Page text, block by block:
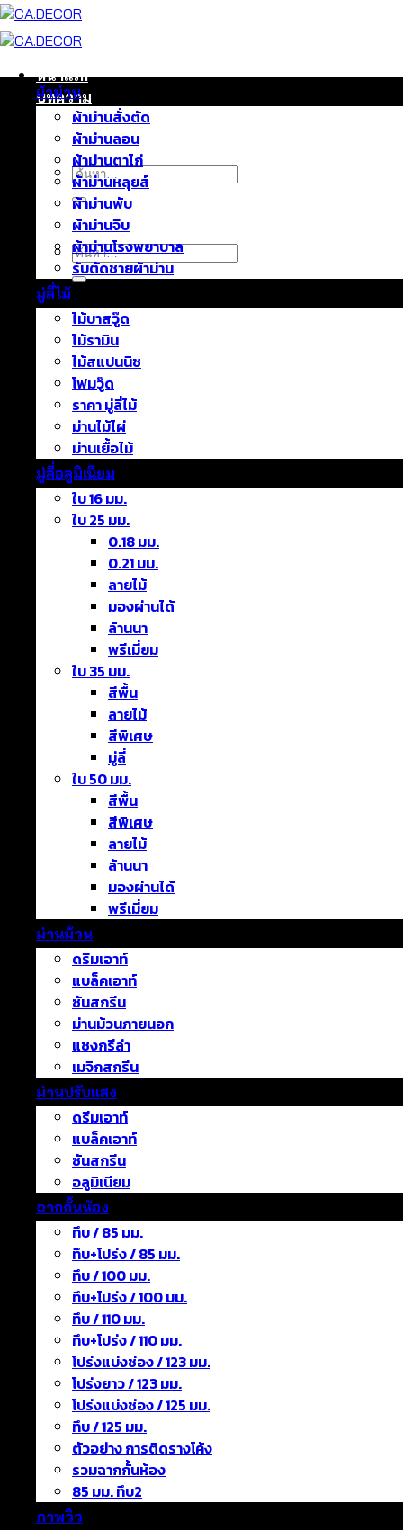
ข้าม
ยัง
หน้าแรก
บทความ
ติดต่อเรา
เกี่ยวกับเรา
ค้นหา:
ค้นหา:
ผ้าม่าน
ผ้าม่านสั่งตัด
ผ้าม่านลอน
ผ้าม่านตาไก่
ผ้าม่านหลุยส์
ผ้าม่านพับ
ผ้าม่านจีบ
ผ้าม่านโรงพยาบาล
รับตัดชายผ้าม่าน
มู่ลี่ไม้
ไม้บาสวู๊ด
ไม้รามิน
ไม้สแปนนิช
โฟมวู๊ด
ราคา มู่ลี่ไม้
ม่านไม้ไผ่
ม่านเยื้อไม้
มู่ลี่อลูมิเนียม
ใบ 16 มม.
ใบ 25 มม.
0.18 มม.
0.21 มม.
ลายไม้
มองผ่านได้
ล้านนา
พรีเมี่ยม
ใบ 35 มม.
สีพื้น
ลายไม้
สีพิเศษ
มู่ลี่
ใบ 50 มม.
สีพื้น
สีพิเศษ
ลายไม้
ล้านนา
มองผ่านได้
พรีเมี่ยม
ม่านม้วน
ดรีมเอาท์
แบล็คเอาท์
ซันสกรีน
ม่านม้วนภายนอก
แชงกรีล่า
เมจิกสกรีน
ม่านปรับแสง
ดรีมเอาท์
แบล็คเอาท์
ซันสกรีน
อลูมิเนียม
ฉากกั้นห้อง
ทึบ / 85 มม.
ทึบ+โปร่ง / 85 มม.
ทึบ / 100 มม.
ทึบ+โปร่ง / 100 มม.
ทึบ / 110 มม.
ทึบ+โปร่ง / 110 มม.
โปร่งแบ่งช่อง / 123 มม.
โปร่งยาว / 123 มม.
โปร่งแบ่งช่อง / 125 มม.
ทึบ / 125 มม.
ตัวอย่าง การติดรางโค้ง
รวมฉากกั้นห้อง
85 มม. ทึบ2
ภาพวิว